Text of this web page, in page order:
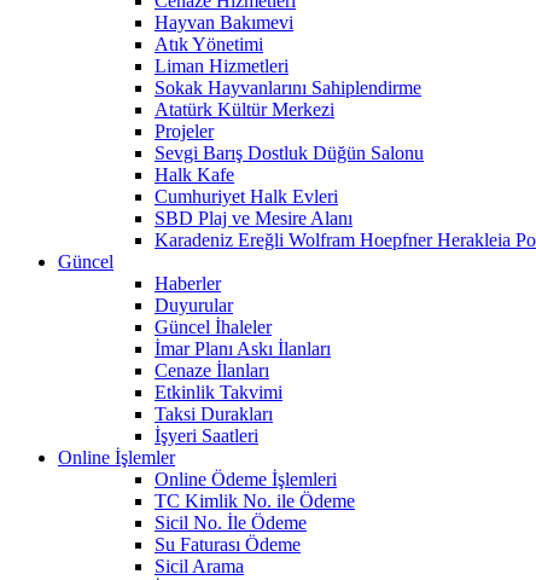
Hayvan Bakımevi
Atık Yönetimi
Liman Hizmetleri
Sokak Hayvanlarını Sahiplendirme
Atatürk Kültür Merkezi
Projeler
Sevgi Barış Dostluk Düğün Salonu
Halk Kafe
Cumhuriyet Halk Evleri
SBD Plaj ve Mesire Alanı
Karadeniz Ereğli Wolfram Hoepfner Herakleia
Güncel
Haberler
Duyurular
Güncel İhaleler
İmar Planı Askı İlanları
Cenaze İlanları
Etkinlik Takvimi
Taksi Durakları
İşyeri Saatleri
Online İşlemler
Online Ödeme İşlemleri
TC Kimlik No. ile Ödeme
Sicil No. İle Ödeme
Su Faturası Ödeme
Sicil Arama